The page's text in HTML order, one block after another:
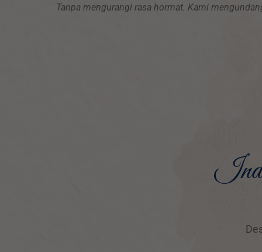
Tanpa mengurangi rasa hormat. Kami